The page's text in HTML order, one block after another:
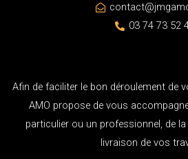
03 74 73 52
Afin de faciliter le bon déroulement de
AMO propose de vous
particulier ou un professionnel, de
livraison de vos